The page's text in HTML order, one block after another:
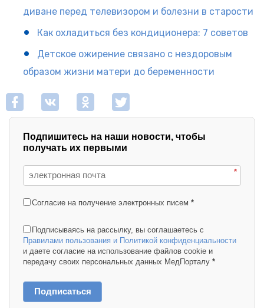
диване перед телевизором и болезни в старости
Как охладиться без кондиционера: 7 советов
Детское ожирение связано с нездоровым
образом жизни матери до беременности
Подпишитесь на наши новости, чтобы
получать их первыми
*
Согласие на получение электронных писем *
Подписываясь на рассылку, вы соглашаетесь с
Правилами пользования и Политикой конфиденциальности
и даете согласие на использование файлов cookie и
передачу своих персональных данных МедПорталу *
Подписаться